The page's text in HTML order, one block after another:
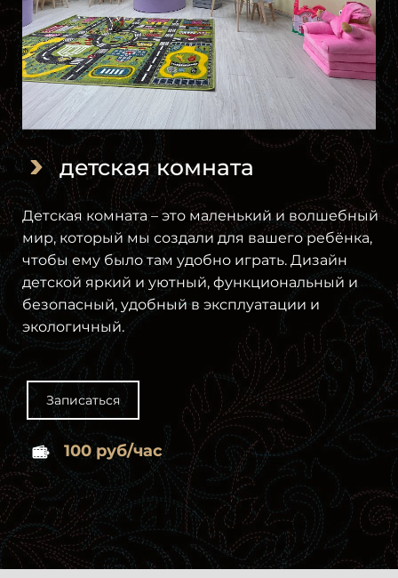
детская комната
Детская комната – это маленький и волшебный
мир, который мы создали для вашего ребёнка,
чтобы ему было там удобно играть. Дизайн
детской яркий и уютный, функциональный и
безопасный, удобный в эксплуатации и
экологичный.
Записаться
100 руб/час